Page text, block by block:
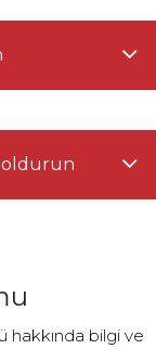
hakkında bilgi ve